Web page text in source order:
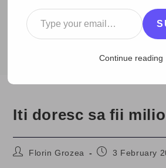
BLOG
2009 > February > 3 > Zi de zi Iti
Iti doresc sa fii
PostFlorin Grozea
Post3 February
Type your email…
Continue reading